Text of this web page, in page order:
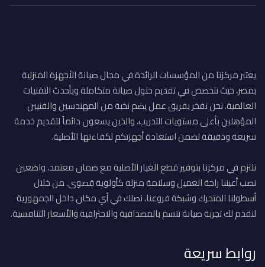
يعتبر مركزنا من المؤسسات الرائدة في مجال صيانة الأجهزة المنزلية
بمصر، حيث نتخصص في تقديم حلول صيانة متكاملة وبأحدث التقنيات
العالمية. نحن نفخر بفريق عمل يضم نخبة من المهندسين والفنيين
المؤهلين بأعلى مستويات التدريب، والذين يسعون دائماً لتقديم خدمة
سريعة ودقيقة تضمن استعادة أجهزتكم لكفاءتها الأصلية.
نلتزم في مركزنا بتوفير قطع الغيار الأصلية مع ضمان معتمد، واضعين
نصب أعيننا راحة العميل وسلامة منزله كأولوية قصوى. من خلال
أسطولنا المتحرك وشبكة فروعنا، نصلك في أي مكان داخل الجمهورية
لنقدم لك تجربة صيانة تتسم بالمصداقية والاحترافية والأسعار التنافسية.
روابط سريعة